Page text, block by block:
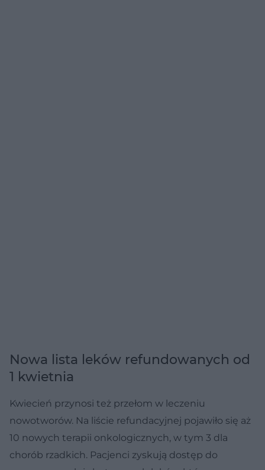
Nowa lista leków refundowanych od
1 kwietnia
Kwiecień przynosi też przełom w leczeniu
nowotworów. Na liście refundacyjnej pojawiło się aż
10 nowych terapii onkologicznych, w tym 3 dla
chorób rzadkich. Pacjenci zyskują dostęp do